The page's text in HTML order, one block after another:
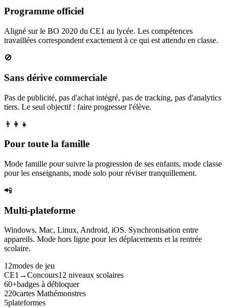
Programme officiel
Aligné sur le BO 2020 du CE1 au lycée. Les compétences
travaillées correspondent exactement à ce qui est attendu en classe.
🚫
Sans dérive commerciale
Pas de publicité, pas d'achat intégré, pas de tracking, pas d'analytics
tiers. Le seul objectif : faire progresser l'élève.
👨‍👩‍👧
Pour toute la famille
Mode famille pour suivre la progression de ses enfants, mode classe
pour les enseignants, mode solo pour réviser tranquillement.
📲
Multi-plateforme
Windows, Mac, Linux, Android, iOS. Synchronisation entre
appareils. Mode hors ligne pour les déplacements et la rentrée
scolaire.
12modes de jeu
CE1→Concours12 niveaux scolaires
60+badges à débloquer
220cartes Mathémonstres
5plateformes